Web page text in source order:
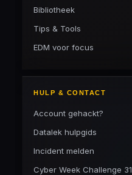
Bibliotheek
Tips & Tools
EDM voor focus
HULP & CONTACT
Account gehackt?
Datalek hulpgids
Incident melden
Cyber Week Challenge 31